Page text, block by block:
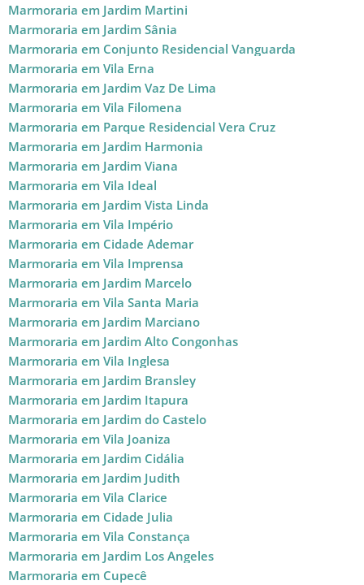
Marmoraria em Jardim Martini
Marmoraria em Jardim Sânia
Marmoraria em Conjunto Residencial Vanguarda
Marmoraria em Vila Erna
Marmoraria em Jardim Vaz De Lima
Marmoraria em Vila Filomena
Marmoraria em Parque Residencial Vera Cruz
Marmoraria em Jardim Harmonia
Marmoraria em Jardim Viana
Marmoraria em Vila Ideal
Marmoraria em Jardim Vista Linda
Marmoraria em Vila Império
Marmoraria em Cidade Ademar
Marmoraria em Vila Imprensa
Marmoraria em Jardim Marcelo
Marmoraria em Vila Santa Maria
Marmoraria em Jardim Marciano
Marmoraria em Jardim Alto Congonhas
Marmoraria em Vila Inglesa
Marmoraria em Jardim Bransley
Marmoraria em Jardim Itapura
Marmoraria em Jardim do Castelo
Marmoraria em Vila Joaniza
Marmoraria em Jardim Cidália
Marmoraria em Jardim Judith
Marmoraria em Vila Clarice
Marmoraria em Cidade Julia
Marmoraria em Vila Constança
Marmoraria em Jardim Los Angeles
Marmoraria em Cupecê